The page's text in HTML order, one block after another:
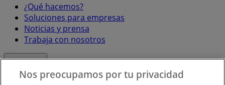
¿Qué hacemos?
Soluciones para empresas
Noticias y prensa
Trabaja con nosotros
Nos preocupamos por tu privacidad